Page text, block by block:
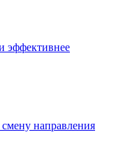
эффективнее
смену направления